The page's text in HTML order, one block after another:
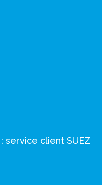
service client SUEZ